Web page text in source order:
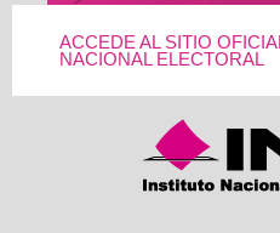
ACCEDE AL SITIO
NACIONAL ELECTORAL